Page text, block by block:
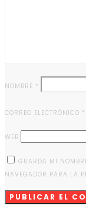
NOMBRE *
CORREO ELECTRÓNICO *
WEB
GUARDA MI
NAVEGADOR PARA LA